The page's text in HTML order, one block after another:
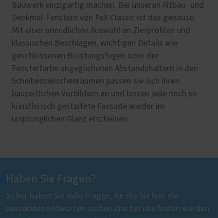
Bauwerk einzigartig machen. Bei unseren Altbau- und
Denkmal-Fenstern von PaX Classic ist das genauso.
Mit einer unendlichen Auswahl an Zierprofilen und
klassischen Beschlägen, wichtigen Details wie
geschlossenen Brüstungsfugen oder der
Fensterfarbe angeglichenen Abstandshaltern in den
Scheibenzwischenräumen passen sie sich ihren
bauzeitlichen Vorbildern an und lassen jede noch so
künstlerisch gestaltete Fassade wieder im
ursprünglichen Glanz erscheinen.
Haben Sie Fragen?
Sicher haben Sie viele Fragen, für die Sie hier die
passenden Antworten suchen und bei uns finden werden.